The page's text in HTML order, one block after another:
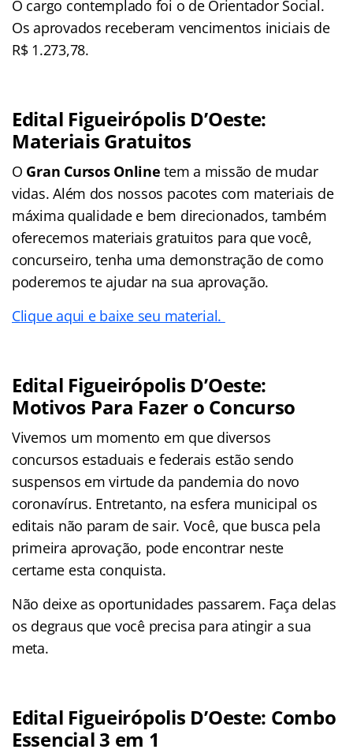
O cargo contemplado foi o de Orientador Social.
Os aprovados receberam vencimentos iniciais de
R$ 1.273,78.
Edital Figueirópolis D’Oeste:
Materiais Gratuitos
O Gran Cursos Online tem a missão de mudar
vidas. Além dos nossos pacotes com materiais de
máxima qualidade e bem direcionados, também
oferecemos materiais gratuitos para que você,
concurseiro, tenha uma demonstração de como
poderemos te ajudar na sua aprovação.
Clique aqui e baixe seu material.
Edital Figueirópolis D’Oeste:
Motivos Para Fazer o Concurso
Vivemos um momento em que diversos
concursos estaduais e federais estão sendo
suspensos em virtude da pandemia do novo
coronavírus. Entretanto, na esfera municipal os
editais não param de sair. Você, que busca pela
primeira aprovação, pode encontrar neste
certame esta conquista.
Não deixe as oportunidades passarem. Faça delas
os degraus que você precisa para atingir a sua
meta.
Edital Figueirópolis D’Oeste: Combo
Essencial 3 em 1